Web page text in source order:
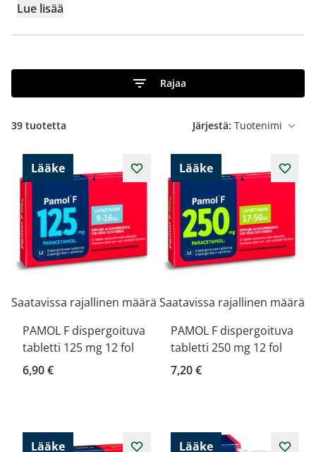
Lue lisää
Rajaa
39 tuotetta Järjestä:
Lääke
Saatavissa rajallinen määrä
PAMOL F dispergoituva
tabletti 125 mg 12 fol
6,90 €
Lääke
Saatavissa rajallinen määrä
PAMOL F dispergoituva
tabletti 250 mg 12 fol
7,20 €
Lääke Lääke